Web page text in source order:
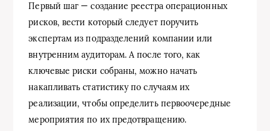
Первый шаг — создание реестра операционных
рисков, вести который следует поручить
экспертам из подразделений компании или
внутренним аудиторам. А после того, как
ключевые риски собраны, можно начать
накапливать статистику по случаям их
реализации, чтобы определить первоочередные
мероприятия по их предотвращению.